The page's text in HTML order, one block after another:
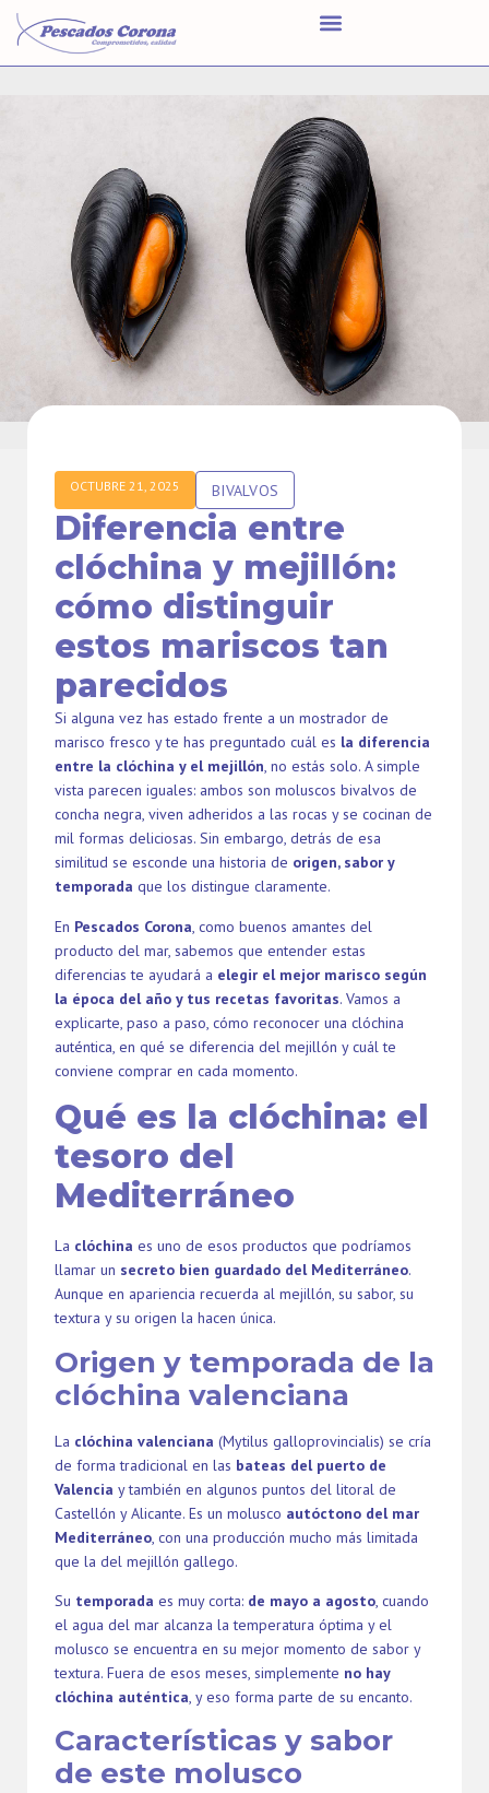
OCTUBRE 21, 2025 BIVALVOS
Diferencia entre
clóchina y mejillón:
cómo distinguir
estos mariscos tan
parecidos
Si alguna vez has estado frente a un mostrador de
marisco fresco y te has preguntado cuál es la diferencia
entre la clóchina y el mejillón, no estás solo. A simple
vista parecen iguales: ambos son moluscos bivalvos de
concha negra, viven adheridos a las rocas y se cocinan de
mil formas deliciosas. Sin embargo, detrás de esa
similitud se esconde una historia de origen, sabor y
temporada que los distingue claramente.
En Pescados Corona, como buenos amantes del
producto del mar, sabemos que entender estas
diferencias te ayudará a elegir el mejor marisco según
la época del año y tus recetas favoritas. Vamos a
explicarte, paso a paso, cómo reconocer una clóchina
auténtica, en qué se diferencia del mejillón y cuál te
conviene comprar en cada momento.
Qué es la clóchina: el
tesoro del
Mediterráneo
La clóchina es uno de esos productos que podríamos
llamar un secreto bien guardado del Mediterráneo.
Aunque en apariencia recuerda al mejillón, su sabor, su
textura y su origen la hacen única.
Origen y temporada de la
clóchina valenciana
La clóchina valenciana (Mytilus galloprovincialis) se cría
de forma tradicional en las bateas del puerto de
Valencia y también en algunos puntos del litoral de
Castellón y Alicante. Es un molusco autóctono del mar
Mediterráneo , con una producción mucho más limitada
que la del mejillón gallego.
Su temporada es muy corta: de mayo a agosto, cuando
el agua del mar alcanza la temperatura óptima y el
molusco se encuentra en su mejor momento de sabor y
textura. Fuera de esos meses, simplemente no hay
clóchina auténtica, y eso forma parte de su encanto.
Características y sabor
de este molusco